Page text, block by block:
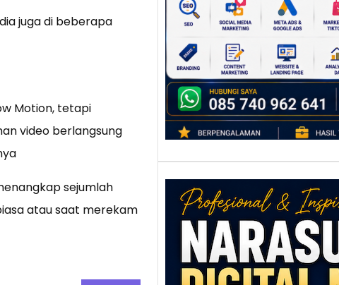
juga di beberapa
Motion, tetapi
video berlangsung
sejumlah
atau saat merekam
Perkembangan dunia
industri tidak hanya
mengubah cara
perusahaan
memproduksi barang,…